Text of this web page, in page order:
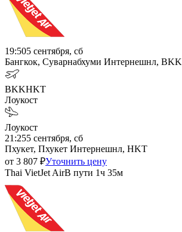
19:505 сентября, сб
Бангкок, Суварнабхуми Интернешнл, BKK
BKKHKT
Лоукост
Лоукост
21:255 сентября, сб
Пхукет, Пхукет Интернешнл, HKT
от 3 807 ₽Уточнить цену
Thai VietJet AirВ пути 1ч 35м